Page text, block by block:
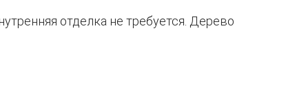
отделка не требуется. Дерево